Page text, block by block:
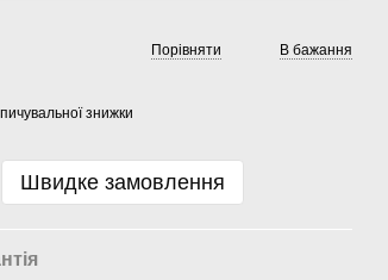
Порівняти В бажання
знижки
Швидке замовлення